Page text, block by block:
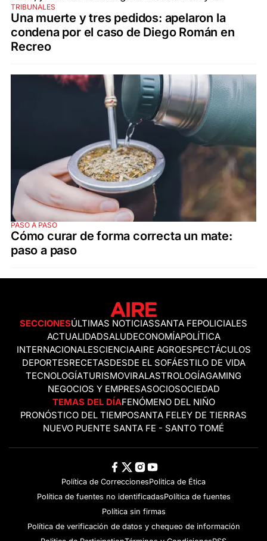
TRIBUNALES
Una muerte y tres pedidos: apelaron la
condena por el caso de Diego Román en
Recreo
PASO A PASO
Cómo curar de forma correcta un mate:
paso a paso
SECCIONESÚLTIMAS NOTICIASSANTA FEPOLICIALES
ACTUALIDADSALUDECONOMÍAPOLÍTICA
INTERNACIONALESCIENCIAAIRE AGROESPECTÁCULOS
DEPORTESRECETASDESDE EL SOFÁESTILO DE VIDA
TECNOLOGÍATURISMOVIRALASTROLOGÍAGAMING
NEGOCIOS Y EMPRESASOCIOSOCIEDAD
TEMAS DEL DÍAFENÓMENO DEL NIÑO
PRONÓSTICO DEL TIEMPOSANTA FELEY DE TIERRAS
NUEVO PUENTE SANTA FE - SANTO TOMÉ
Política de CorreccionesPolitica de Ética
Política de fuentes no identificadasPolítica de fuentes
Política sin firmas
Política de verificación de datos y chequeo de información